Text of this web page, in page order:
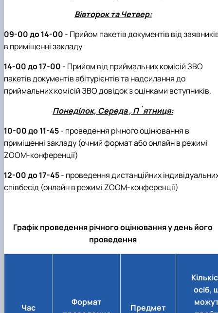
Вівторок та Четвер:
09-00 до 14-00 - Прийом пакетів документів від
в приміщенні закладу
14-00 до 17-00 - Прийом від приймальних комісій ЗВО
пакетів документів абітурієнтів та надсилання до
приймальних комісій ЗВО довідок з оцінками вступників.
Понеділок, Середа , П`ятниця:
10-00 до 11-45- проведення річного оцінювання в
приміщенні закладу (очний формат або онлайн в режимі
ZOOM-конференції)
12-00 до 17-45- проведення дистанційних
співбесід (онлайн в режимі ZOOM-конференції)
Графік проведення річного оцінювання у день його
проведення
Час
Формат
Предмет
осіб,